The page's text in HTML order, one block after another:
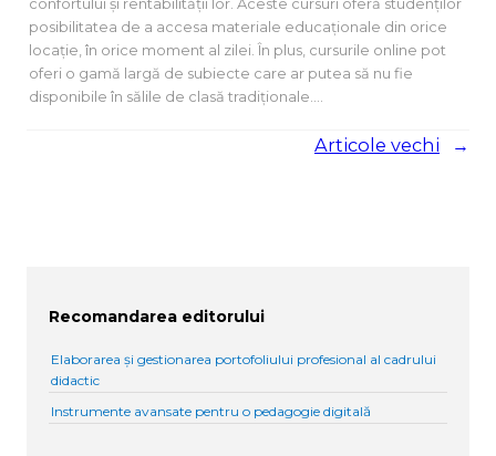
posibilitatea de a accesa materiale educaționale din orice
locație, în orice moment al zilei. În plus, cursurile online pot
oferi o gamă largă de subiecte care ar putea să nu fie
disponibile în sălile de clasă tradiționale.…
Articole vechi →
Recomandarea editorului
Elaborarea și gestionarea portofoliului profesional al cadrului
didactic
Instrumente avansate pentru o pedagogie digitală